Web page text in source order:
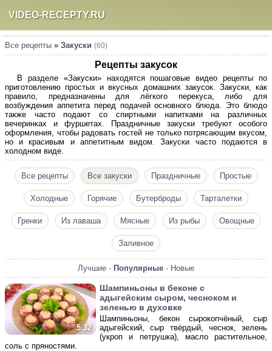
VIDEO-RECEPTY.RU
Все рецепты » Закуски (60)
Рецепты закусок
В разделе «Закуски» находятся пошаговые видео рецепты по
приготовлению простых и вкусных домашних закусок. Закуски, как
правило, предназначены для лёгкого перекуса, либо для
возбуждения аппетита перед подачей основного блюда. Это блюдо
также часто подают со спиртными напитками на различных
вечеринках и фуршетах. Праздничные закуски требуют особого
оформления, чтобы радовать гостей не только потрясающим вкусом,
но и красивым и аппетитным видом. Закуски часто подаются в
холодном виде.
Все рецепты Все закуски Праздничные Простые
Холодные Горячие Бутерброды Тарталетки
Гренки Из лаваша Мясные Из рыбы Овощные
Заливное
Лучшие · Популярные · Новые
5:32
Шампиньоны в беконе с
адыгейским сыром, чесноком и
зеленью в духовке
Шампиньоны, бекон сырокопчёный, сыр
адыгейский, сыр твёрдый, чеснок, зелень
(укроп и петрушка), масло растительное,
соль с пряностями.